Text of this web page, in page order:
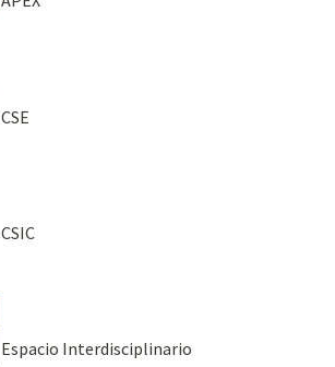
CSE
CSIC
Espacio Interdisciplinario